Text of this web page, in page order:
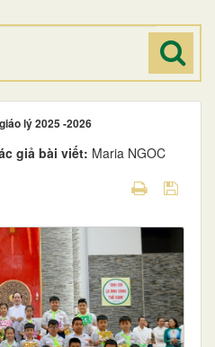
lý 2025 -2026
giả bài viết: Maria NGOC